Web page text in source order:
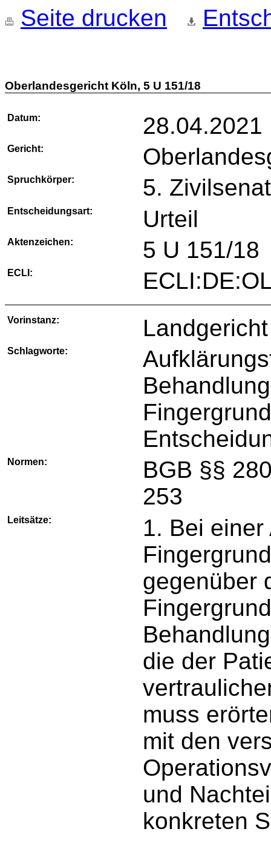
Seite drucken
Oberlandesgericht Köln, 5 U 151/18
Datum: 28.04.2021
Gericht:
Spruchkörper: 5. Zivilsenat
Entscheidungsart: Urteil
Aktenzeichen: 5 U 151/18
ECLI:
Vorinstanz:
Schlagworte:
Normen:
BGB §§
253
Leitsätze:
1. Bei
gegenüber
die der
muss
mit den
und
konkreten